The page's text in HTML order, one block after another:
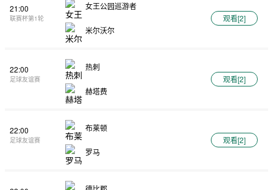
21:00
联赛杯第1轮
女王公园巡游者
米尔沃尔
观看[2]
22:00
足球友谊赛
热刺
赫塔费
观看[2]
22:00
足球友谊赛
布莱顿
罗马
观看[2]